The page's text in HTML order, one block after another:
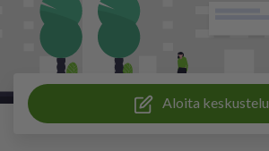
Aloita keskustelu